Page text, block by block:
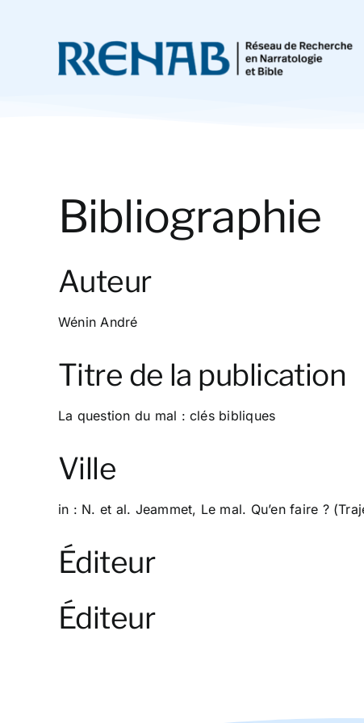
Bibliographie
Auteur
Wénin André
Titre de la publication
La question du mal : clés bibliques
Ville
in : N. et al. Jeammet, Le mal. Qu’en faire ?
Éditeur
Éditeur